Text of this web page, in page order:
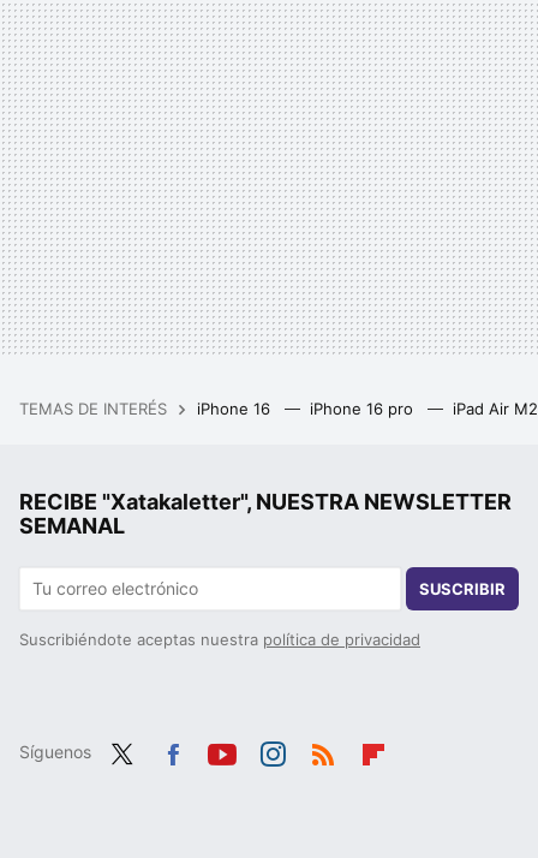
TEMAS DE INTERÉS iPhone 16 iPhone 16 pro iPad Air
RECIBE "Xatakaletter", NUESTRA NEWSLETTER
SEMANAL
SUSCRIBIR
Suscribiéndote aceptas nuestra política de privacidad
Síguenos